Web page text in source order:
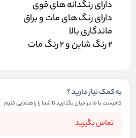
دارای رنگدانه های قوی
دارای رنگ های مات و براق
ماندگاری بالا
2 رنگ شاين و 2 رنگ مات
به کمک نیاز دارید ؟
کافیست با ما در میان بگذارید تا شما را راهنمایی کنیم
تماس بگیرید